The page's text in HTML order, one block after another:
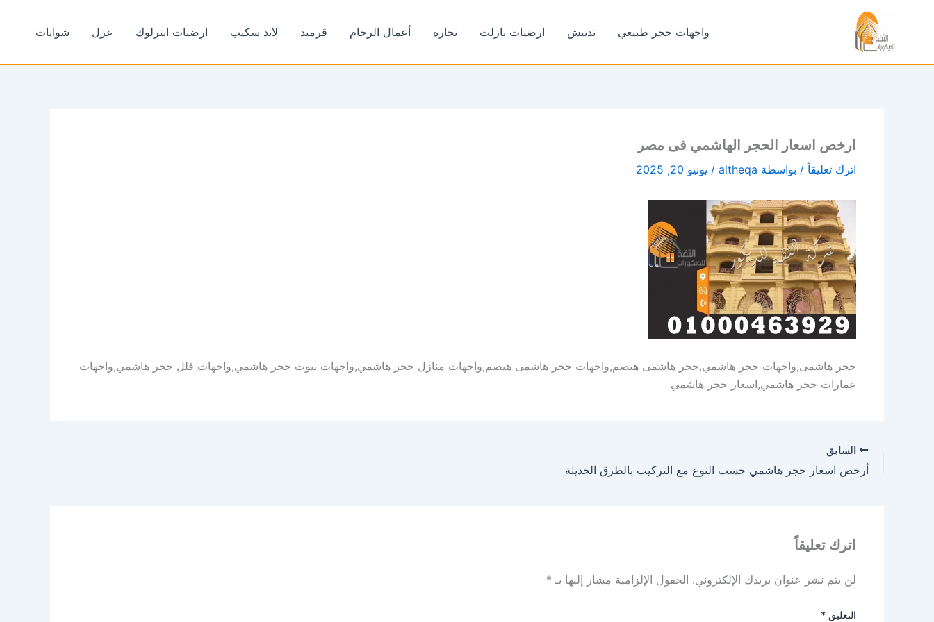
واجهات حجر طبيعي تدبيش ارضيات بازلت نجاره أعمال الرخام قرميد لاند سكيب ارضيات انترلوك عزل شوايات
ارخص اسعار الحجر الهاشمي فى مصر
اترك تعليقاً / بواسطة altheqa
/ يونيو 20, 2025
حجر هاشمى,واجهات حجر هاشمي,حجر هاشمى هيصم,واجهات حجر هاشمى هيصم,واجهات منازل حجر هاشمي,واجهات بيوت حجر هاشمي,واجهات فلل حجر هاشمي,واجهات
عمارات حجر هاشمي,اسعار حجر هاشمي
السابق
أرخص اسعار حجر هاشمي حسب النوع مع التركيب بالطرق الحديثة
اترك تعليقاً
لن يتم نشر عنوان بريدك الإلكتروني. الحقول الإلزامية مشار إليها بـ *
التعليق *